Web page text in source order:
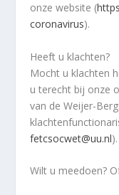
onze website (
coronavirus).
Heeft u klachten?
Mocht u klachten
u terecht bij onze
van de Weijer-
fetcsocwet@uu.nl).
Wilt u meedoen?